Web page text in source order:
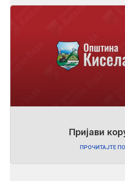
Пријави
ПРОЧИТАЈТЕ